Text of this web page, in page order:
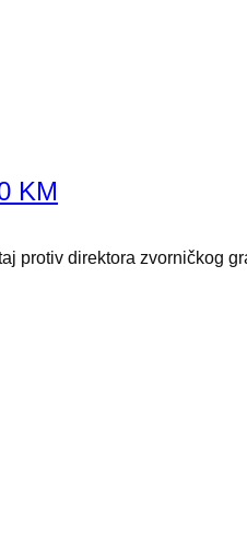
KM
direktora zvorničkog